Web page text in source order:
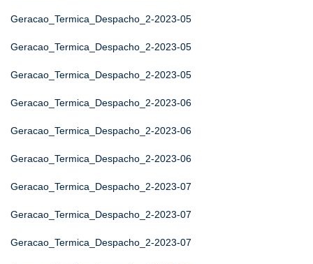
Geracao_Termica_Despacho_2-2023-05
Geracao_Termica_Despacho_2-2023-05
Geracao_Termica_Despacho_2-2023-05
Geracao_Termica_Despacho_2-2023-06
Geracao_Termica_Despacho_2-2023-06
Geracao_Termica_Despacho_2-2023-06
Geracao_Termica_Despacho_2-2023-07
Geracao_Termica_Despacho_2-2023-07
Geracao_Termica_Despacho_2-2023-07